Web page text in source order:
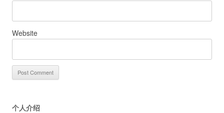
Website
个人介绍